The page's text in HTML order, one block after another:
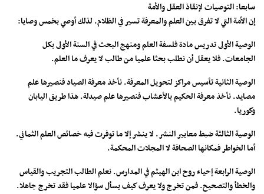
سابعا: التوصيات لإنقاذ العقل والأمة
إن الأمة التي لا تفرق بين العلم والمعرفة تسير في الظلام. لذلك أوصي بخمس وصايا:
الوصية الأولى تدريس مادة فلسفة العلم ومنهج البحث في السنة الأولى بكل
الجامعات. فلا يعقل أن نطلب بحثا علميا من طالب لا يعرف ما العلم.
الوصية الثانية تأسيس مراكز لتحويل المعرفة. نأخذ معرفة الصياد فنصيرها علم
مصايد. نأخذ معرفة الحكيم بالأعشاب فنصيرها علم صيدلة. هذا طريق اليابان
وكوريا.
الوصية الثالثة ضبط معايير النشر. لا ينشر إلا ما توفرت فيه خصائص العلم الثماني.
أما الخواطر فمكانها الصحافة لا المجلات المحكمة.
الوصية الرابعة إحياء روح ابن الهيثم في المدارس. نعلم الطالب التجريب والقياس
والخطأ والتصحيح. فمن تخرج ولا يعرف كيف يسأل سؤالا علميا فقد تخرج جاهلا.